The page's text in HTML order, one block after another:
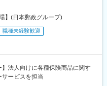
ンター駅、新鎌ケ谷駅、千葉ニ
岸駅、流山おおたかの森駅、稲
千葉寺駅、橋本駅(神奈川県)、本
八景駅(横浜シーサイドライン)、
・小田急)、東逗子駅、北茅ケ崎
、三ツ境駅、綱島駅、センター
浜松駅、春日町駅、静岡駅、長泉
富士駅(静岡県)、磐田駅、島田駅
】(日本郵政グループ)
職種未経験歓迎
】法人向けに各種保険商品に関す
ービスを担当